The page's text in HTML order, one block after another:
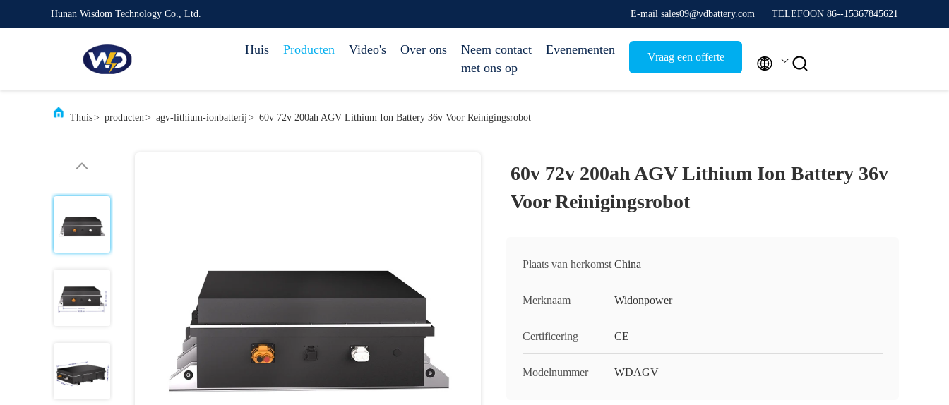
Hunan Wisdom Technology Co., Ltd. E-mail sales09@vdbattery.com TELEFOON 86--15367845621
Huis Producten Video's Over ons
Neem contact
met ons op
Evenementen
Vraag een offerte  
Thuis> producten> agv-lithium-ionbatterij > 60v 72v 200ah AGV Lithium Ion Battery 36v Voor Reinigingsrobot
60v 72v 200ah AGV Lithium Ion Battery 36v
Voor Reinigingsrobot
Plaats van herkomst China
Merknaam Widonpower
Certificering CE
Modelnummer WDAGV